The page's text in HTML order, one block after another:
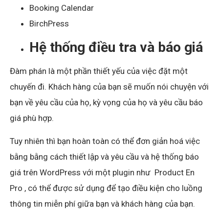
Booking Calendar
BirchPress
Hệ thống điều tra và báo giá
Đàm phán là một phần thiết yếu của việc đặt một
chuyến đi. Khách hàng của bạn sẽ muốn nói chuyện với
bạn về yêu cầu của họ, kỳ vọng của họ và yêu cầu báo
giá phù hợp.
Tuy nhiên thì bạn hoàn toàn có thể đơn giản hoá việc
bằng bằng cách thiết lập và yêu cầu và hệ thống báo
giá trên WordPress với một plugin như Product En
Pro , có thể được sử dụng để tạo điều kiện cho luồng
thông tin miễn phí giữa bạn và khách hàng của bạn.